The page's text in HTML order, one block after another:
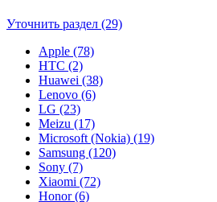
Уточнить раздел (29)
Apple (78)
HTC (2)
Huawei (38)
Lenovo (6)
LG (23)
Meizu (17)
Microsoft (Nokia) (19)
Samsung (120)
Sony (7)
Xiaomi (72)
Honor (6)